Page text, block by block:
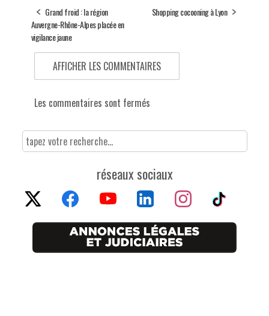
Grand froid : la région
Auvergne-Rhône-Alpes placée en
vigilance jaune
Shopping cocooning à Lyon
AFFICHER LES COMMENTAIRES
Les commentaires sont fermés
réseaux sociaux